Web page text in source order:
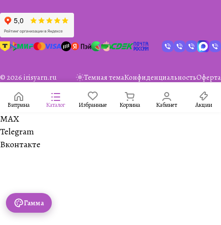
© 2026 irisyarn.ru Темная темаКонфиденциальностьОферта
Витрина Каталог Избранные Корзина Кабинет Акции
Гамма
MAX
Telegram
Вконтакте